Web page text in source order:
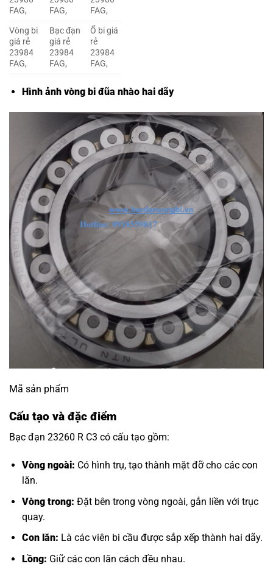
FAG,
FAG,
FAG,
Vòng bi
giá rẻ
23984
FAG,
Bạc đạn
giá rẻ
23984
FAG,
Ổ bi giá
rẻ
23984
FAG,
Hình ảnh vòng bi đũa nhào hai dãy
Mã sản phẩm
Cấu tạo và đặc điểm
Bạc đạn 23260 R C3 có cấu tạo gồm:
Vòng ngoài: Có hình trụ, tạo thành mặt đỡ cho các con
lăn.
Vòng trong: Đặt bên trong vòng ngoài, gắn liền với trục
quay.
Con lăn: Là các viên bi cầu được sắp xếp thành hai dãy.
Lồng: Giữ các con lăn cách đều nhau.